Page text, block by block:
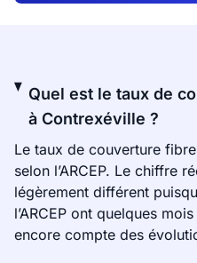
Quel est le taux de
à Contrexéville ?
Le taux de couverture
selon l’ARCEP. Le chiffre
légèrement différent
l’ARCEP ont quelques
encore compte des